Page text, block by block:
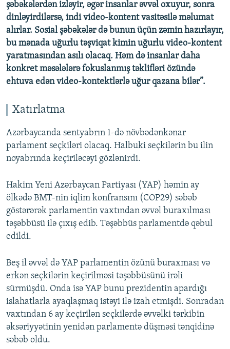
şəbəkələrdən izləyir, əgər insanlar əvvəl oxuyur, sonra
dinləyirdilərsə, indi video-kontent vasitəsilə məlumat
alırlar. Sosial şəbəkələr də bunun üçün zəmin hazırlayır,
bu mənada uğurlu təşviqat kimin uğurlu video-kontent
yaratmasından asılı olacaq. Həm də insanlar daha
konkret məsələlərə fokuslanmış təklifləri özündə
ehtuva edən video-kontektlərlə uğur qazana bilər”.
Xatırlatma
Azərbaycanda sentyabrın 1-də növbədənkənar
parlament seçkiləri olacaq. Halbuki seçkilərin bu ilin
noyabrında keçiriləcəyi gözlənirdi.
Hakim Yeni Azərbaycan Partiyası (YAP) həmin ay
ölkədə BMT-nin iqlim konfransını (COP29) səbəb
göstərərək parlamentin vaxtından əvvəl buraxılması
təşəbbüsü ilə çıxış edib. Təşəbbüs parlamentdə qəbul
edildi.
Beş il əvvəl də YAP parlamentin özünü buraxması və
erkən seçkilərin keçirilməsi təşəbbüsünü irəli
sürmüşdü. Onda isə YAP bunu prezidentin apardığı
islahatlarla ayaqlaşmaq istəyi ilə izah etmişdi. Sonradan
vaxtından 6 ay keçirilən seçkilərdə əvvəlki tərkibin
əksəriyyətinin yenidən parlamentə düşməsi tənqidinə
səbəb oldu.